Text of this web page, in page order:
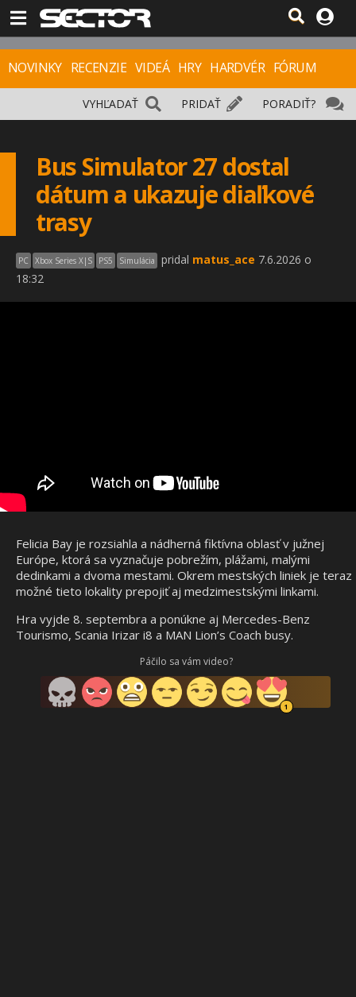
NOVINKY RECENZIE VIDEÁ HRY HARDVÉR FÓRUM
PORADIŤ?
PRIDAŤ
VYHĽADAŤ
Bus Simulator 27 dostal
dátum a ukazuje diaľkové
trasy
PC Xbox Series X|S PS5 Simulácia pridal matus_ace 7.6.2026 o
18:32
Felicia Bay je rozsiahla a nádherná fiktívna oblasť v južnej
Európe, ktorá sa vyznačuje pobrežím, plážami, malými
dedinkami a dvoma mestami. Okrem mestských liniek je teraz
možné tieto lokality prepojiť aj medzimestskými linkami.
Hra vyjde 8. septembra a ponúkne aj Mercedes-Benz
Tourismo, Scania Irizar i8 a MAN Lion’s Coach busy.
Páčilo sa vám video?